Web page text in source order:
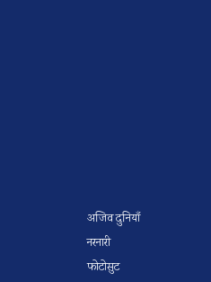
अजिव दुनियाँ
नरनारी
फोटोसुट